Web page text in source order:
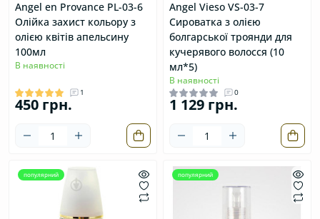
Angel en Provance PL-03-6
Олійка захист кольору з
олією квітів апельсину
100мл
В наявності
1
450 грн.
Angel Vieso VS-03-7
Сироватка з олією
болгарської троянди для
кучерявого волосся (10
мл*5)
В наявності
0
1 129 грн.
популярний популярний